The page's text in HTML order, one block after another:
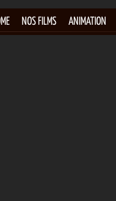
NOS FILMS ANIMATION